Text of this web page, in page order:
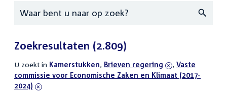
Zoeken
Zoekresultaten (2.809)
U zoekt in actieve
filters
Kamerstukken, verwijder
filter
Brieven regering , verwijder
filter
Vaste
commissie voor Economische Zaken en Klimaat (2017-
2024)